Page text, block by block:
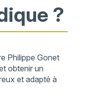
?
Philippe Gonet
obtenir un
et adapté à